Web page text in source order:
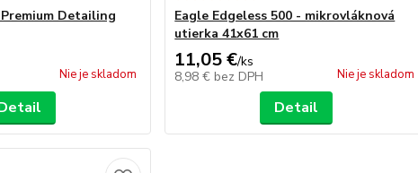
Detailing
Nie je skladom
Eagle Edgeless 500 - mikrovláknová
utierka 41x61 cm
11,05 €/ks
8,98 € bez DPH Nie je skladom
Detail